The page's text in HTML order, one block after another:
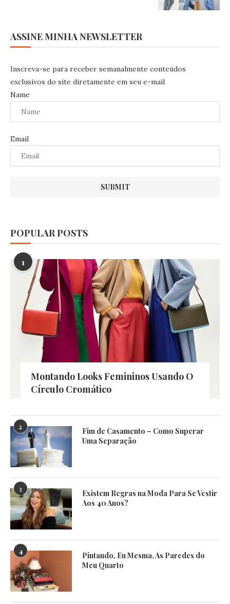
ASSINE MINHA NEWSLETTER
Inscreva-se para receber semanalmente conteúdos
exclusivos do site diretamente em seu e-mail
Name
Email
POPULAR POSTS
1
Montando Looks Femininos Usando O
Círculo Cromático
2
Fim de Casamento – Como Superar
Uma Separação
3
Existem Regras na Moda Para Se Vestir
Aos 40 Anos?
4
Pintando, Eu Mesma, As Paredes do
Meu Quarto